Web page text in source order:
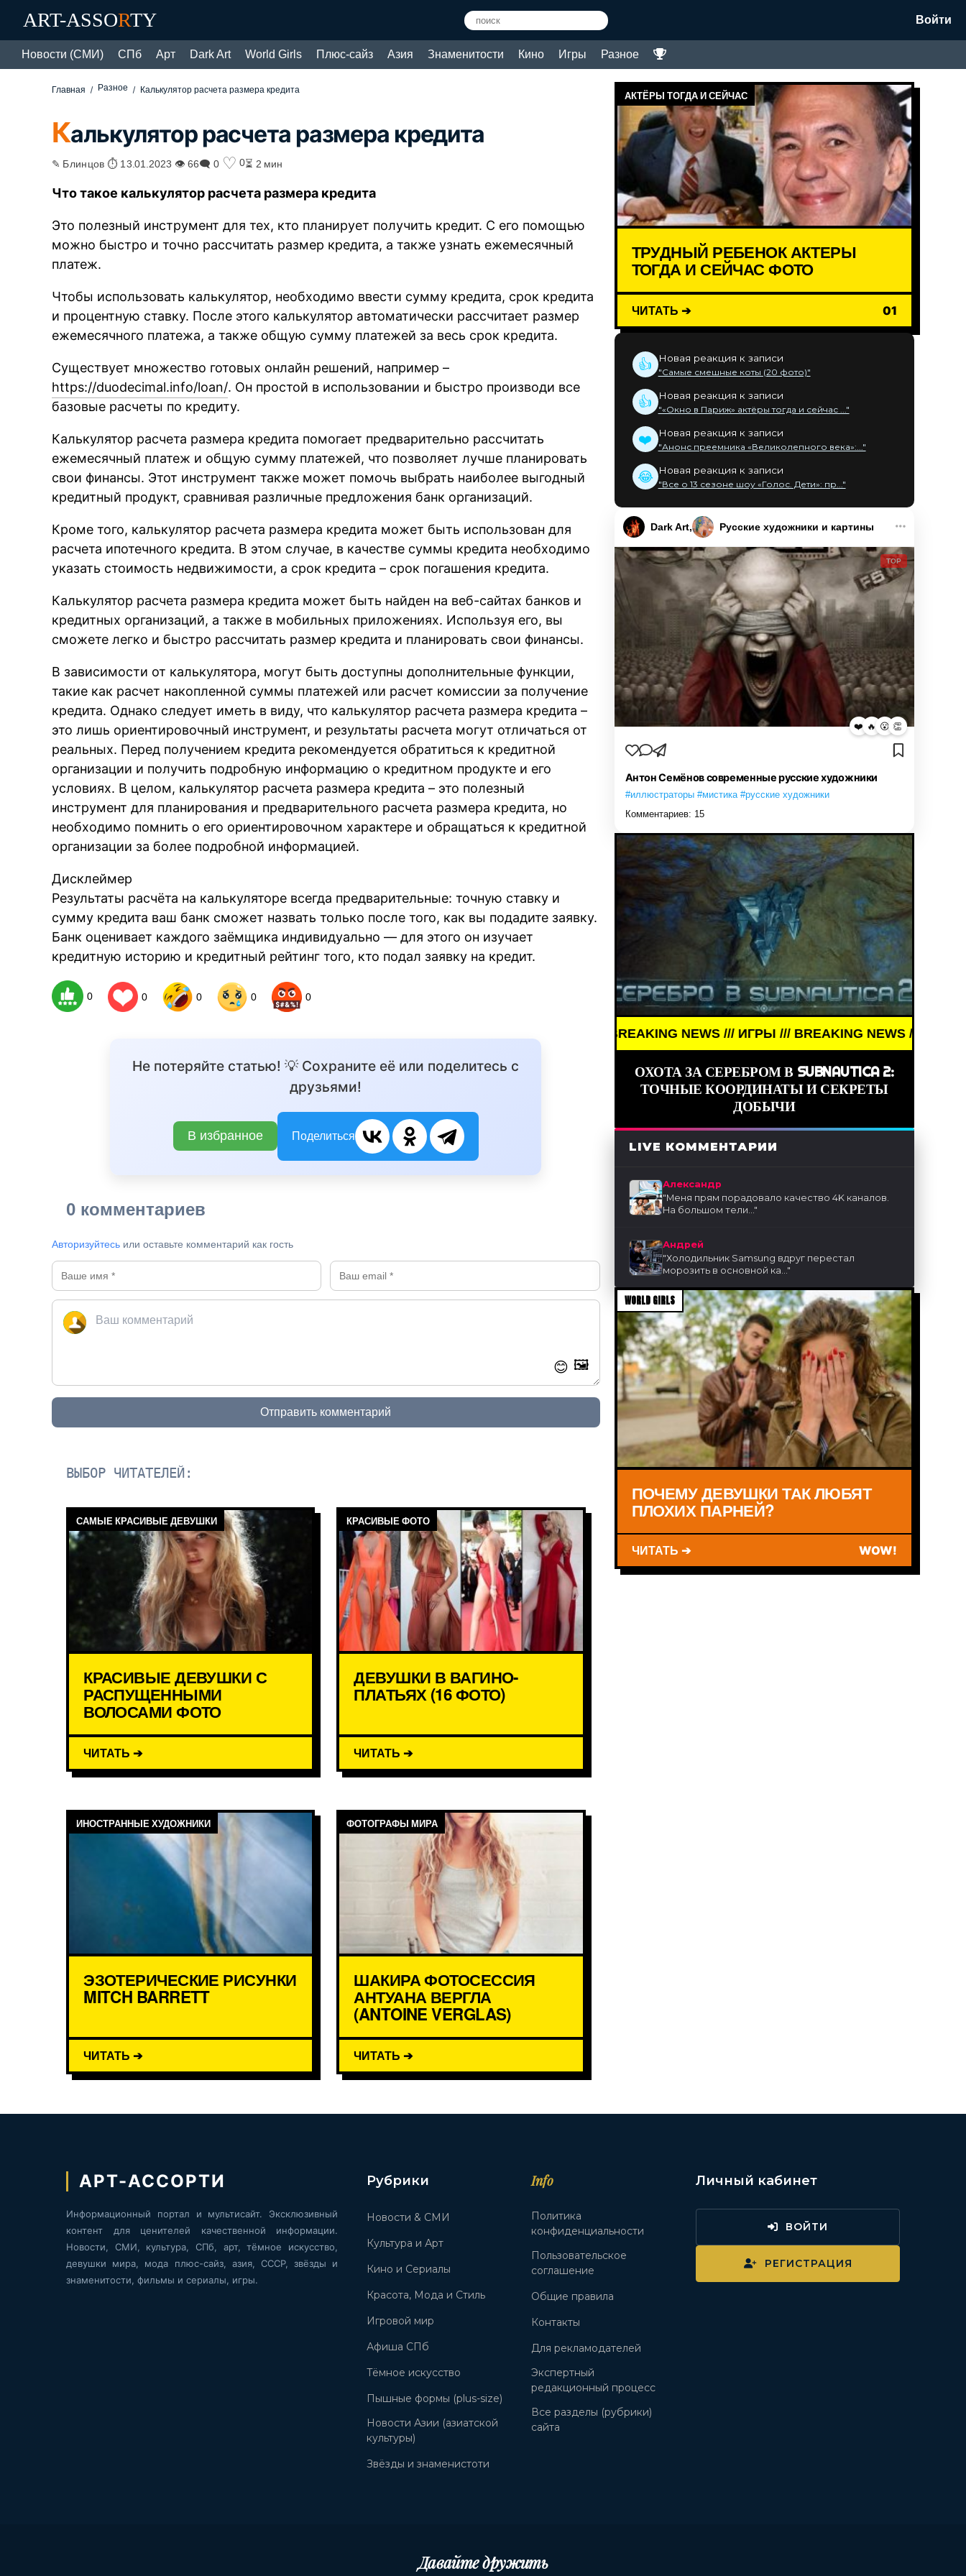
ART-ASSORTY Войти
Новости (СМИ) СПб Арт Dark Art World Girls Плюс-сайз Азия Знаменитости Кино Игры Разное
Главная Разное Калькулятор расчета размера кредита
Калькулятор расчета размера кредита
✎ Блинцов ⏱ 13.01.2023 👁 66🗨 0 ♡ 0⏳ 2 мин
Что такое калькулятор расчета размера кредита
Это полезный инструмент для тех, кто планирует получить кредит. С его помощью
можно быстро и точно рассчитать размер кредита, а также узнать ежемесячный
платеж.
Чтобы использовать калькулятор, необходимо ввести сумму кредита, срок кредита
и процентную ставку. После этого калькулятор автоматически рассчитает размер
ежемесячного платежа, а также общую сумму платежей за весь срок кредита.
Существует множество готовых онлайн решений, например –
https://duodecimal.info/loan/. Он простой в использовании и быстро производи все
базовые расчеты по кредиту.
Калькулятор расчета размера кредита помогает предварительно рассчитать
ежемесячный платеж и общую сумму платежей, что позволяет лучше планировать
свои финансы. Этот инструмент также может помочь выбрать наиболее выгодный
кредитный продукт, сравнивая различные предложения банк организаций.
Кроме того, калькулятор расчета размера кредита может быть использован для
расчета ипотечного кредита. В этом случае, в качестве суммы кредита необходимо
указать стоимость недвижимости, а срок кредита – срок погашения кредита.
Калькулятор расчета размера кредита может быть найден на веб-сайтах банков и
кредитных организаций, а также в мобильных приложениях. Используя его, вы
сможете легко и быстро рассчитать размер кредита и планировать свои финансы.
В зависимости от калькулятора, могут быть доступны дополнительные функции,
такие как расчет накопленной суммы платежей или расчет комиссии за получение
кредита. Однако следует иметь в виду, что калькулятор расчета размера кредита –
это лишь ориентировочный инструмент, и результаты расчета могут отличаться от
реальных. Перед получением кредита рекомендуется обратиться к кредитной
организации и получить подробную информацию о кредитном продукте и его
условиях. В целом, калькулятор расчета размера кредита – это полезный
инструмент для планирования и предварительного расчета размера кредита, но
необходимо помнить о его ориентировочном характере и обращаться к кредитной
организации за более подробной информацией.
Дисклеймер
Результаты расчёта на калькуляторе всегда предварительные: точную ставку и
сумму кредита ваш банк сможет назвать только после того, как вы подадите заявку.
Банк оценивает каждого заёмщика индивидуально — для этого он изучает
кредитную историю и кредитный рейтинг того, кто подал заявку на кредит.
0 0 0 0 0
Не потеряйте статью! 💡 Сохраните её или поделитесь с
друзьями!
В избранное Поделиться
0 комментариев
Авторизуйтесь или оставьте комментарий как гость
😊 🖼️
Отправить комментарий
ВЫБОР ЧИТАТЕЛЕЙ:
САМЫЕ КРАСИВЫЕ ДЕВУШКИ
КРАСИВЫЕ ДЕВУШКИ С
РАСПУЩЕННЫМИ
ВОЛОСАМИ ФОТО
ЧИТАТЬ ➔
КРАСИВЫЕ ФОТО
ДЕВУШКИ В ВАГИНО-
ПЛАТЬЯХ (16 ФОТО)
ЧИТАТЬ ➔
ИНОСТРАННЫЕ ХУДОЖНИКИ
ЭЗОТЕРИЧЕСКИЕ РИСУНКИ
MITCH BARRETT
ЧИТАТЬ ➔
ФОТОГРАФЫ МИРА
ШАКИРА ФОТОСЕССИЯ
АНТУАНА ВЕРГЛА
(ANTOINE VERGLAS)
ЧИТАТЬ ➔
АКТЁРЫ ТОГДА И СЕЙЧАС
ТРУДНЫЙ РЕБЕНОК АКТЕРЫ
ТОГДА И СЕЙЧАС ФОТО
ЧИТАТЬ ➔ 01
👍 Новая реакция к записи
"Самые смешные коты (20 фото)"
👍 Новая реакция к записи
"«Окно в Париж» актёры тогда и сейчас ..."
❤️ Новая реакция к записи
"Анонс преемника «Великолепного века»:..."
😂 Новая реакция к записи
"Все о 13 сезоне шоу «Голос. Дети»: пр..."
Dark Art Русские художники и картины
TOP
❤️ 🔥 😮 👏
Антон Семёнов современные русские художники
#иллюстраторы #мистика #русские художники
Комментариев: 15
BREAKING NEWS /// ИГРЫ /// BREAKING NEWS /// ИГРЫ ///
ОХОТА ЗА СЕРЕБРОМ В SUBNAUTICA 2:
ТОЧНЫЕ КООРДИНАТЫ И СЕКРЕТЫ
ДОБЫЧИ
LIVE КОММЕНТАРИИ
Александр
"Меня прям порадовало качество 4K каналов.
На большом тели..."
Андрей
"Холодильник Samsung вдруг перестал
морозить в основной ка..."
WORLD GIRLS
ПОЧЕМУ ДЕВУШКИ ТАК ЛЮБЯТ
ПЛОХИХ ПАРНЕЙ?
ЧИТАТЬ ➔ WOW!
АРТ-АССОРТИ
Информационный портал и мультисайт. Эксклюзивный
контент для ценителей качественной информации.
Новости, СМИ, культура, СПб, арт, тёмное искусство,
девушки мира, мода плюс-сайз, азия, СССР, звёзды и
знаменитости, фильмы и сериалы, игры.
Рубрики
Новости & СМИ
Культура и Арт
Кино и Сериалы
Красота, Мода и Стиль
Игровой мир
Афиша СПб
Тёмное искусство
Пышные формы (plus-size)
Новости Азии (азиатской
культуры)
Звёзды и знаменистоти
Info
Политика
конфиденциальности
Пользовательское
соглашение
Общие правила
Контакты
Для рекламодателей
Экспертный
редакционный процесс
Все разделы (рубрики)
сайта
Личный кабинет
ВОЙТИ
РЕГИСТРАЦИЯ
Давайте дружить